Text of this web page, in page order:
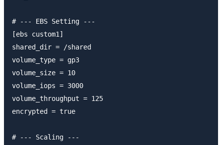
# --- EBS Setting ---
[ebs custom1]
shared_dir = /shared
volume_type = gp3
volume_size = 10
volume_iops = 3000
volume_throughput = 125
encrypted = true
# --- Scaling ---